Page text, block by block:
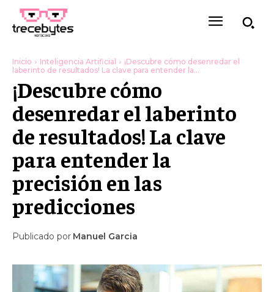
Inicio Inteligencia Artificial
¡Descubre cómo desenredar el
laberinto de resultados! La clave para entender la...
¡Descubre cómo
desenredar el laberinto
de resultados! La clave
para entender la
precisión en las
predicciones
Publicado por Manuel Garcia